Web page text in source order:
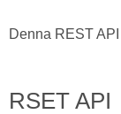
Denna REST
RSET API